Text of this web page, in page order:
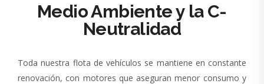
Medio Ambiente y la C-
Neutralidad
Toda nuestra flota de vehículos se mantiene en constante
renovación, con motores que aseguran menor consumo y